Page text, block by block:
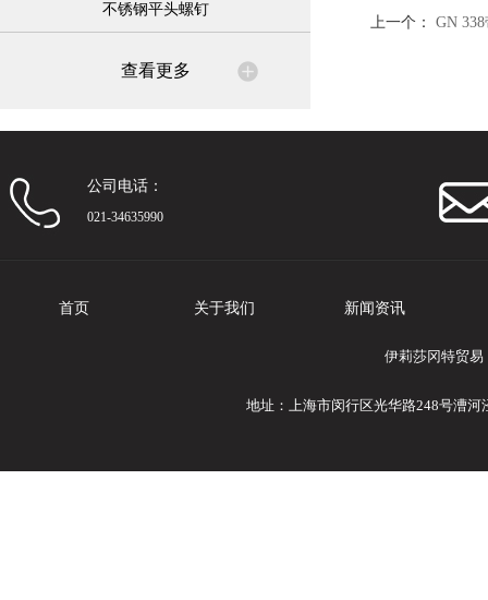
不锈钢平头螺钉
查看更多
上一个： GN
公司电话：
021-34635990
首页 关于我们 新闻资讯
伊莉莎冈特贸易
地址：上海市闵行区光华路248号漕